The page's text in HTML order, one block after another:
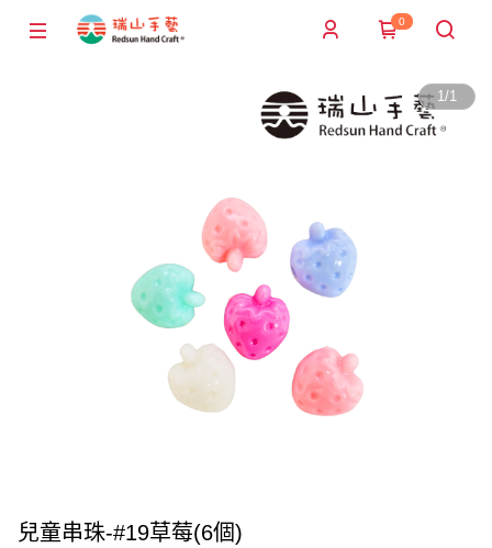
0
1/1
兒童串珠-#19草莓(6個)